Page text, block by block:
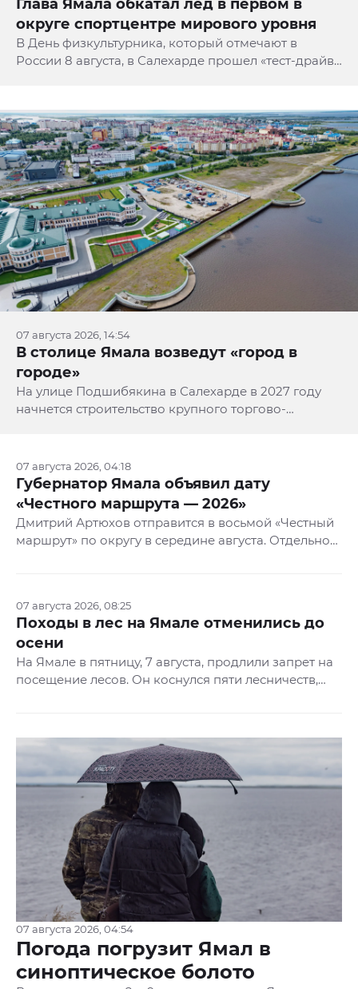
Глава Ямала обкатал лед в первом в
округе спортцентре мирового уровня
В День физкультурника, который отмечают в
России 8 августа, в Салехарде прошел «тест-драйв»
ЯНАО Дмитрий Артюхов.
07 августа 2026, 14:54
В столице Ямала возведут «город в
городе»
На улице Подшибякина в Салехарде в 2027 году
начнется строительство крупного торгово-
столицы Ямала.
07 августа 2026, 04:18
Губернатор Ямала объявил дату
«Честного маршрута — 2026»
Дмитрий Артюхов отправится в восьмой «Честный
маршрут» по округу в середине августа. Отдельной
07 августа 2026, 08:25
Походы в лес на Ямале отменились до
осени
На Ямале в пятницу, 7 августа, продлили запрет на
посещение лесов. Он коснулся пяти лесничеств,
07 августа 2026, 04:54
Погода погрузит Ямал в
синоптическое болото